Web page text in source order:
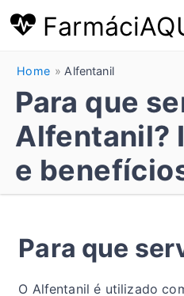
Home Alfentanil
Para que
Alfentanil?
e
Para que
O Alfentanil é utilizado